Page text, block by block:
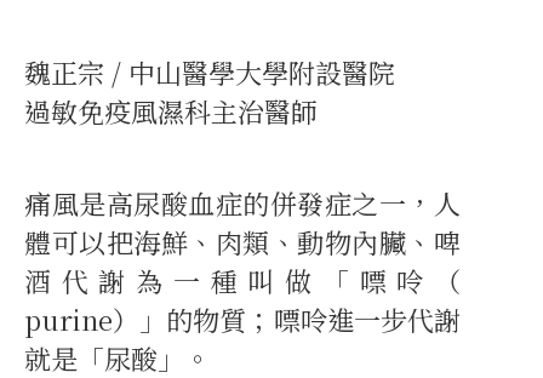
魏正宗 / 中山醫學大學附設醫院
過敏免疫風濕科主治醫師
痛風是高尿酸血症的併發症之一，人
體可以把海鮮、肉類、動物內臟、啤
酒代謝為一種叫做「嘌呤（
purine）」的物質；嘌呤進一步代謝
就是「尿酸」。